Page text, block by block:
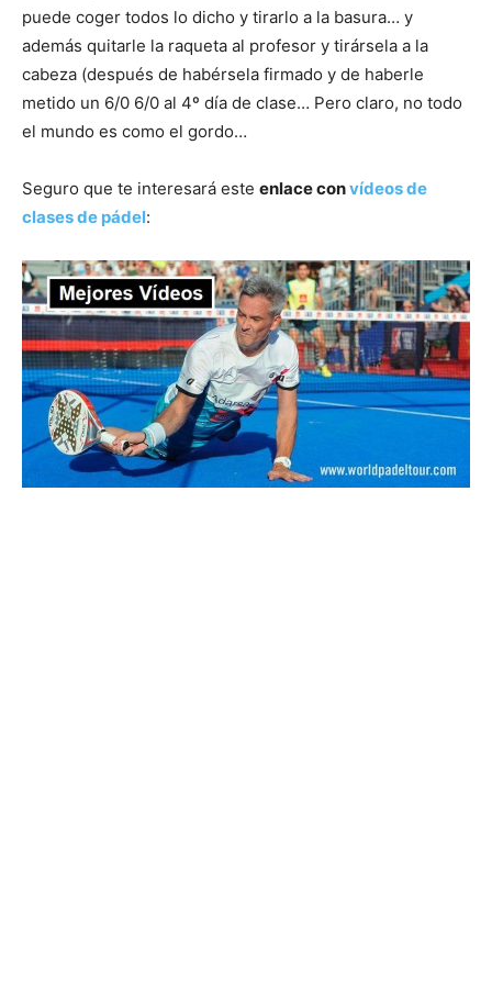
puede coger todos lo dicho y tirarlo a la basura… y
además quitarle la raqueta al profesor y tirársela a la
cabeza (después de habérsela firmado y de haberle
metido un 6/0 6/0 al 4º día de clase… Pero claro, no todo
el mundo es como el gordo…
Seguro que te interesará este enlace convídeos de
clases de pádel: